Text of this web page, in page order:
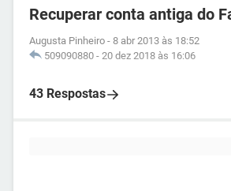
Recuperar conta antiga do
Augusta Pinheiro - 8 abr 2013 às 18:52
509090880 - 20 dez 2018 às 16:06
43 Respostas